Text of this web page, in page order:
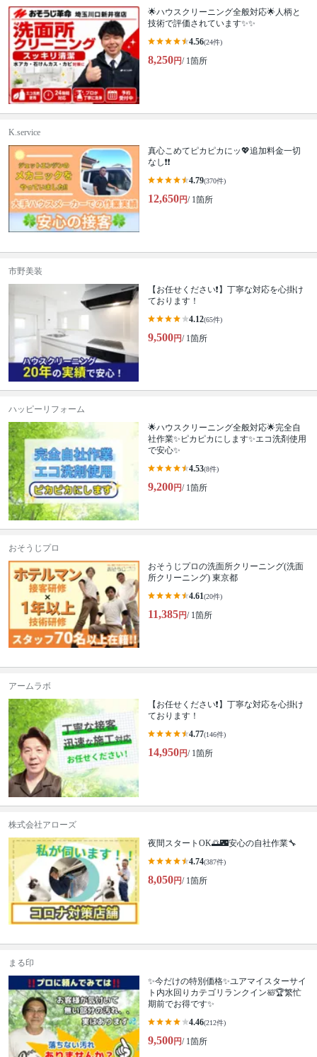
🌟ハウスクリーニング全般対応🌟人柄と
技術で評価されています✨✨
4.56(24件)
8,250円/ 1箇所
K.service
真心こめてピカピカにッ💖追加料金一切
なし❗️❗️
4.79(370件)
12,650円/ 1箇所
市野美装
【お任せください❗️】丁寧な対応を心掛け
ております！
4.12(65件)
9,500円/ 1箇所
ハッピーリフォーム
🌟ハウスクリーニング全般対応🌟完全自
社作業✨️ピカピカにします✨️エコ洗剤使用
で安心✨
4.53(8件)
9,200円/ 1箇所
おそうじプロ
おそうじプロの洗面所クリーニング(洗面
所クリーニング) 東京都
4.61(20件)
11,385円/ 1箇所
アームラボ
【お任せください❗️】丁寧な対応を心掛け
ております！
4.77(146件)
14,950円/ 1箇所
株式会社アローズ
夜間スタートOK🌅🌃安心の自社作業🔧
4.74(387件)
8,050円/ 1箇所
まる印
✨今だけの特別価格✨ユアマイスターサイ
ト内水回りカテゴリランクイン🛀🏆繁忙
期前でお得です✨
4.46(212件)
9,500円/ 1箇所